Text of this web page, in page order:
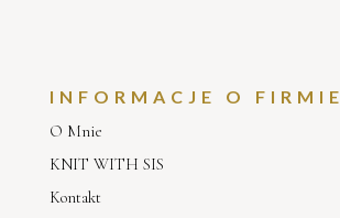
INFORMACJE O FIRMIE
O Mnie
KNIT WITH SIS
Kontakt